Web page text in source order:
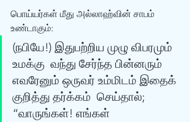
பொய்யர்கள் மீது அல்லாஹ்வின் சாபம்
உண்டாகும்:
(நபியே!) இதுபற்றிய முழு விபரமும்
உமக்கு  வந்து சேர்ந்த பின்னரும்
எவரேனும் ஒருவர் உம்மிடம் இதைக்
குறித்து தர்க்கம்  செய்தால்;
“வாருங்கள்! எங்கள்